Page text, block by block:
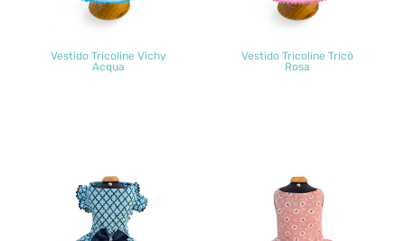
Vestido Tricoline Vichy
Acqua
Vestido Tricoline Tricô
Rosa